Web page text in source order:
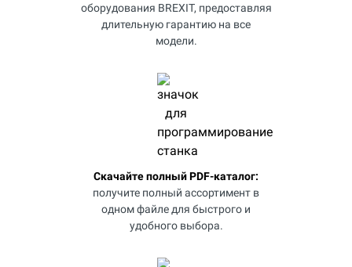
оборудования BREXIT, предоставляя
длительную гарантию на все
модели.
Скачайте полный PDF-каталог:
получите полный ассортимент в
одном файле для быстрого и
удобного выбора.